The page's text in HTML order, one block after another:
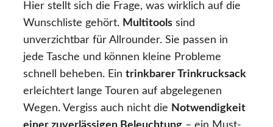
Hier stellt sich die Frage, was wirklich auf die
Wunschliste gehört. Multitools sind
unverzichtbar für Allrounder. Sie passen in
jede Tasche und können kleine Probleme
schnell beheben. Ein trinkbarer Trinkrucksack
erleichtert lange Touren auf abgelegenen
Wegen. Vergiss auch nicht die Notwendigkeit